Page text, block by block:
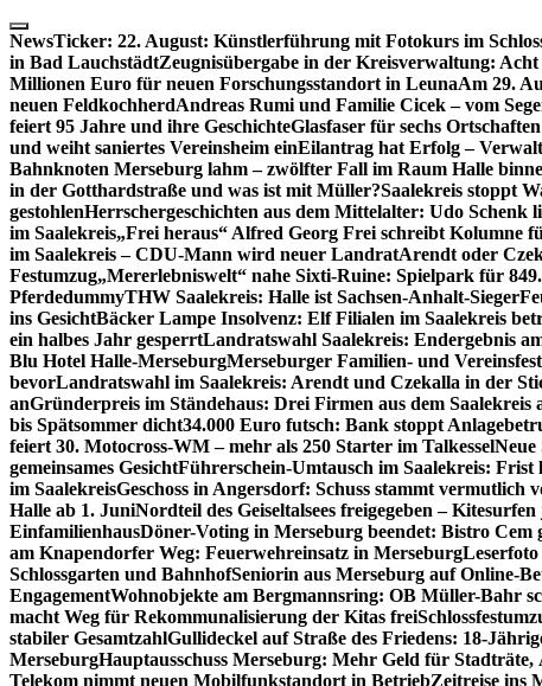
Skip
to
content
NewsTicker: 22. August: Künstlerführung mit Fotokurs im
in Bad LauchstädtZeugnisübergabe in der Kreisverwaltung:
Millionen Euro für neuen Forschungsstandort in LeunaAm 29.
neuen FeldkochherdAndreas Rumi und Familie Cicek – vom
feiert 95 Jahre und ihre GeschichteGlasfaser für sechs
und weiht saniertes Vereinsheim einEilantrag hat Erfolg –
Bahnknoten Merseburg lahm – zwölfter Fall im Raum Halle
in der Gotthardstraße und was ist mit Müller?Saalekreis stoppt
gestohlenHerrschergeschichten aus dem Mittelalter: Udo Schenk
im Saalekreis„Frei heraus“ Alfred Georg Frei schreibt Kolumne
im Saalekreis – CDU-Mann wird neuer LandratArendt oder
Festumzug„Mererlebniswelt“ nahe Sixti-Ruine: Spielpark für
PferdedummyTHW Saalekreis: Halle ist Sachsen-Anhalt-Sieger
ins GesichtBäcker Lampe Insolvenz: Elf Filialen im Saalekreis
ein halbes Jahr gesperrtLandratswahl Saalekreis: Endergebnis
Blu Hotel Halle-MerseburgMerseburger Familien- und
bevorLandratswahl im Saalekreis: Arendt und Czekalla in der
anGründerpreis im Ständehaus: Drei Firmen aus dem Saalekreis
bis Spätsommer dicht34.000 Euro futsch: Bank stoppt
feiert 30. Motocross-WM – mehr als 250 Starter im Talkessel
gemeinsames GesichtFührerschein-Umtausch im Saalekreis: Frist
im SaalekreisGeschoss in Angersdorf: Schuss stammt vermutlich
Halle ab 1. JuniNordteil des Geiseltalsees freigegeben –
EinfamilienhausDöner-Voting in Merseburg beendet: Bistro Cem
am Knapendorfer Weg: Feuerwehreinsatz in MerseburgLeserfoto
Schlossgarten und BahnhofSeniorin aus Merseburg auf Online-
EngagementWohnobjekte am Bergmannsring: OB Müller-Bahr
macht Weg für Rekommunalisierung der Kitas frei
stabiler GesamtzahlGullideckel auf Straße des Friedens: 18-
MerseburgHauptausschuss Merseburg: Mehr Geld für Stadträte,
Telekom nimmt neuen Mobilfunkstandort in BetriebZeitreise ins